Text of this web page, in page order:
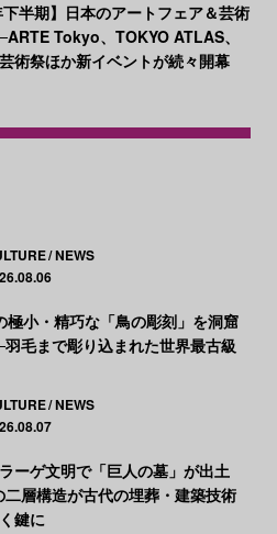
下半期】日本のアートフェア＆芸術
Tokyo、TOKYO ATLAS、
術祭ほか新イベントが続々開幕
NEWS
極小・精巧な「鳥の彫刻」を洞窟
毛まで彫り込まれた世界最古級
NEWS
ーゲ文明で「巨人の墓」が出土
層構造が古代の埋葬・建築技術
鍵に